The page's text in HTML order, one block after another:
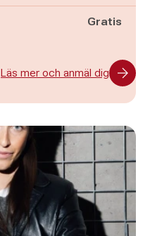
Gratis
Läs mer och anmäl dig